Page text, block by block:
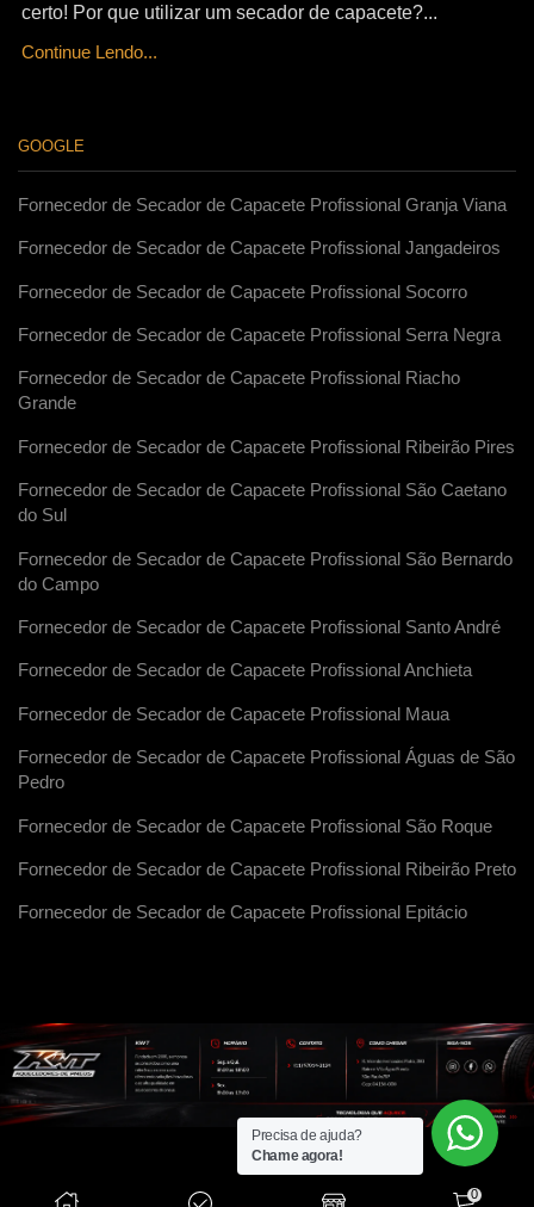
certo! Por que utilizar um secador de capacete?...
Continue Lendo...
GOOGLE
Fornecedor de Secador de Capacete Profissional Granja Viana
Fornecedor de Secador de Capacete Profissional Jangadeiros
Fornecedor de Secador de Capacete Profissional Socorro
Fornecedor de Secador de Capacete Profissional Serra Negra
Fornecedor de Secador de Capacete Profissional Riacho
Grande
Fornecedor de Secador de Capacete Profissional Ribeirão Pires
Fornecedor de Secador de Capacete Profissional São Caetano
do Sul
Fornecedor de Secador de Capacete Profissional São Bernardo
do Campo
Fornecedor de Secador de Capacete Profissional Santo André
Fornecedor de Secador de Capacete Profissional Anchieta
Fornecedor de Secador de Capacete Profissional Maua
Fornecedor de Secador de Capacete Profissional Águas de São
Pedro
Fornecedor de Secador de Capacete Profissional São Roque
Fornecedor de Secador de Capacete Profissional Ribeirão Preto
Fornecedor de Secador de Capacete Profissional Epitácio
0
Precisa de ajuda?
Chame agora!